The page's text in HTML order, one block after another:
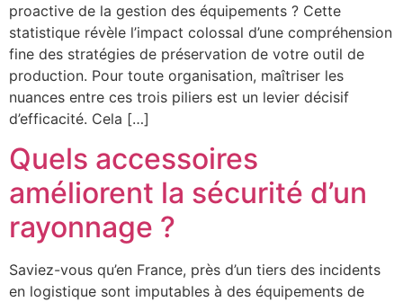
proactive de la gestion des équipements ? Cette
statistique révèle l’impact colossal d’une compréhension
fine des stratégies de préservation de votre outil de
production. Pour toute organisation, maîtriser les
nuances entre ces trois piliers est un levier décisif
d’efficacité. Cela […]
Quels accessoires
améliorent la sécurité d’un
rayonnage ?
Saviez-vous qu’en France, près d’un tiers des incidents
en logistique sont imputables à des équipements de